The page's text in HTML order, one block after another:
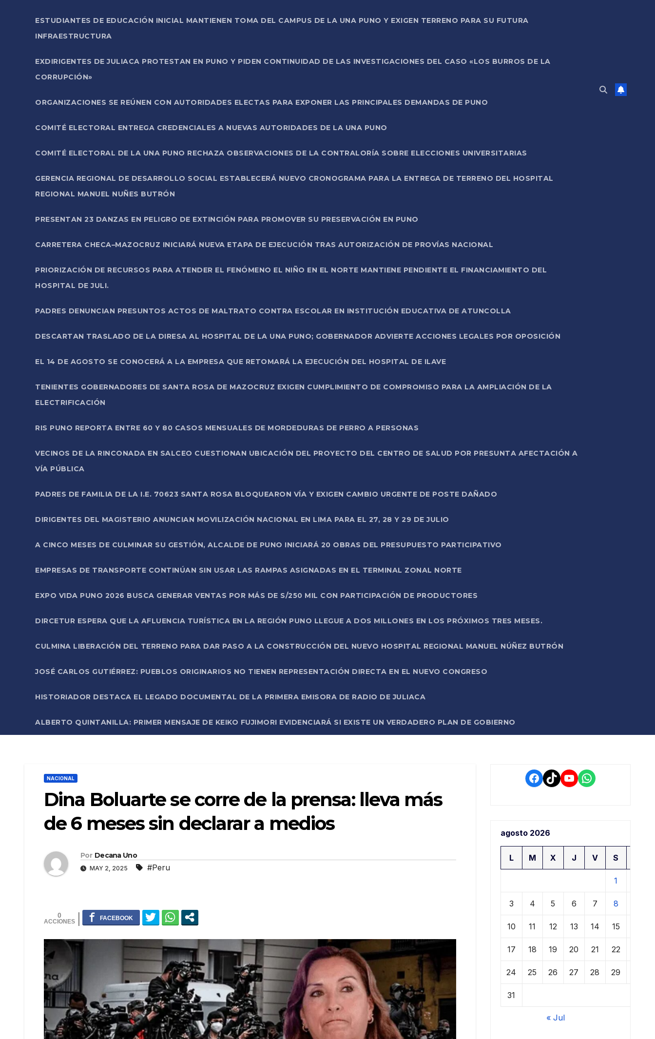
ESTUDIANTES DE EDUCACIÓN INICIAL MANTIENEN TOMA DEL CAMPUS DE LA UNA PUNO Y EXIGEN TERRENO PARA SU FUTURA
INFRAESTRUCTURA
EXDIRIGENTES DE JULIACA PROTESTAN EN PUNO Y PIDEN CONTINUIDAD DE LAS INVESTIGACIONES DEL CASO «LOS BURROS DE LA
CORRUPCIÓN»
ORGANIZACIONES SE REÚNEN CON AUTORIDADES ELECTAS PARA EXPONER LAS PRINCIPALES DEMANDAS DE PUNO
COMITÉ ELECTORAL ENTREGA CREDENCIALES A NUEVAS AUTORIDADES DE LA UNA PUNO
COMITÉ ELECTORAL DE LA UNA PUNO RECHAZA OBSERVACIONES DE LA CONTRALORÍA SOBRE ELECCIONES UNIVERSITARIAS
GERENCIA REGIONAL DE DESARROLLO SOCIAL ESTABLECERÁ NUEVO CRONOGRAMA PARA LA ENTREGA DE TERRENO DEL HOSPITAL
REGIONAL MANUEL NUÑES BUTRÓN
PRESENTAN 23 DANZAS EN PELIGRO DE EXTINCIÓN PARA PROMOVER SU PRESERVACIÓN EN PUNO
CARRETERA CHECA–MAZOCRUZ INICIARÁ NUEVA ETAPA DE EJECUCIÓN TRAS AUTORIZACIÓN DE PROVÍAS NACIONAL
PRIORIZACIÓN DE RECURSOS PARA ATENDER EL FENÓMENO EL NIÑO EN EL NORTE MANTIENE PENDIENTE EL FINANCIAMIENTO DEL
HOSPITAL DE JULI.
PADRES DENUNCIAN PRESUNTOS ACTOS DE MALTRATO CONTRA ESCOLAR EN INSTITUCIÓN EDUCATIVA DE ATUNCOLLA
DESCARTAN TRASLADO DE LA DIRESA AL HOSPITAL DE LA UNA PUNO; GOBERNADOR ADVIERTE ACCIONES LEGALES POR OPOSICIÓN
EL 14 DE AGOSTO SE CONOCERÁ A LA EMPRESA QUE RETOMARÁ LA EJECUCIÓN DEL HOSPITAL DE ILAVE
TENIENTES GOBERNADORES DE SANTA ROSA DE MAZOCRUZ EXIGEN CUMPLIMIENTO DE COMPROMISO PARA LA AMPLIACIÓN DE LA
ELECTRIFICACIÓN
RIS PUNO REPORTA ENTRE 60 Y 80 CASOS MENSUALES DE MORDEDURAS DE PERRO A PERSONAS
VECINOS DE LA RINCONADA EN SALCEO CUESTIONAN UBICACIÓN DEL PROYECTO DEL CENTRO DE SALUD POR PRESUNTA AFECTACIÓN A
VÍA PÚBLICA
PADRES DE FAMILIA DE LA I.E. 70623 SANTA ROSA BLOQUEARON VÍA Y EXIGEN CAMBIO URGENTE DE POSTE DAÑADO
DIRIGENTES DEL MAGISTERIO ANUNCIAN MOVILIZACIÓN NACIONAL EN LIMA PARA EL 27, 28 Y 29 DE JULIO
A CINCO MESES DE CULMINAR SU GESTIÓN, ALCALDE DE PUNO INICIARÁ 20 OBRAS DEL PRESUPUESTO PARTICIPATIVO
EMPRESAS DE TRANSPORTE CONTINÚAN SIN USAR LAS RAMPAS ASIGNADAS EN EL TERMINAL ZONAL NORTE
EXPO VIDA PUNO 2026 BUSCA GENERAR VENTAS POR MÁS DE S/250 MIL CON PARTICIPACIÓN DE PRODUCTORES
DIRCETUR ESPERA QUE LA AFLUENCIA TURÍSTICA EN LA REGIÓN PUNO LLEGUE A DOS MILLONES EN LOS PRÓXIMOS TRES MESES.
CULMINA LIBERACIÓN DEL TERRENO PARA DAR PASO A LA CONSTRUCCIÓN DEL NUEVO HOSPITAL REGIONAL MANUEL NÚÑEZ BUTRÓN
JOSÉ CARLOS GUTIÉRREZ: PUEBLOS ORIGINARIOS NO TIENEN REPRESENTACIÓN DIRECTA EN EL NUEVO CONGRESO
HISTORIADOR DESTACA EL LEGADO DOCUMENTAL DE LA PRIMERA EMISORA DE RADIO DE JULIACA
ALBERTO QUINTANILLA: PRIMER MENSAJE DE KEIKO FUJIMORI EVIDENCIARÁ SI EXISTE UN VERDADERO PLAN DE GOBIERNO
NACIONAL
Dina Boluarte se corre de la prensa: lleva más
de 6 meses sin declarar a medios
Por Decana Uno
MAY 2, 2025 #Peru
0
Facebook
TikTokYouTube
WhatsApp
agosto 2026
L M X J V S
1
3 4 5 6 7 8
10 11 12 13 14 15
17 18 19 20 21 22
24 25 26 27 28 29
31
« Jul